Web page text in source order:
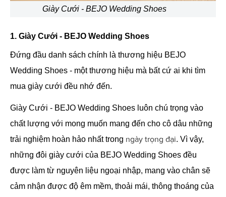
Giày Cưới - BEJO Wedding Shoes
1. Giày Cưới - BEJO Wedding Shoes
Đứng đầu danh sách chính là thương hiệu BEJO
Wedding Shoes - một thương hiệu mà bất cứ ai khi tìm
mua giày cưới đều nhớ đến.
Giày Cưới - BEJO Wedding Shoes luôn chú trọng vào
chất lượng với mong muốn mang đến cho cô dâu những
trải nghiệm hoàn hảo nhất trong ngày trọng đại. Vì vậy,
những đôi giày cưới của BEJO Wedding Shoes đều
được làm từ nguyên liệu ngoại nhập, mang vào chân sẽ
cảm nhận được độ êm mềm, thoải mái, thông thoáng của